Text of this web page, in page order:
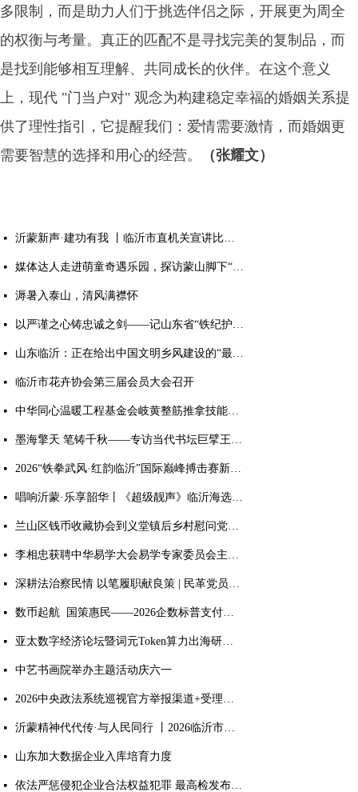
多限制，而是助力人们于挑选伴侣之际，开展更为周全
的权衡与考量。真正的匹配不是寻找完美的复制品，而
是找到能够相互理解、共同成长的伙伴。在这个意义
上，现代 "门当户对" 观念为构建稳定幸福的婚姻关系提
供了理性指引，它提醒我们：爱情需要激情，而婚姻更
需要智慧的选择和用心的经营。
（张耀文）
넷 沂蒙新声·建功有我 丨临沂市直机关宣讲比赛作品展演活动成功举行
넷 媒体达人走进萌童奇遇乐园，探访蒙山脚下“有温度的童话世界”
넷 溽暑入泰山，清风满襟怀
넷 以严谨之心铸忠诚之剑——记山东省“铁纪护航”先进个人、临沂市纪委监委第九审查调查室主任胡永亮
넷 山东临沂：正在给出中国文明乡风建设的“最美答案”
넷 临沂市花卉协会第三届会员大会召开
넷 中华同心温暖工程基金会岐黄整筋推拿技能培训项目顺利完成
넷 墨海擎天 笔铸千秋——专访当代书坛巨擘王杰宝
넷 2026“铁拳武风·红韵临沂”国际巅峰搏击赛新闻发布会： 麻绳古泰拳8月首登临沂擂台
넷 唱响沂蒙·乐享韶华丨《超级靓声》临沂海选落地乐享汇，零门槛免费开赛
넷 兰山区钱币收藏协会到义堂镇后乡村慰问党员老兵
넷 李相忠获聘中华易学大会易学专家委员会主任 获评多项国学荣誉
넷 深耕法治察民情 以笔履职献良策 | 民革党员孙堃获评临沂市社情民意信息工作突出个人荣誉
넷 数币起航 国策惠民——2026企数标普支付生态终端落地启动大会盛大召开
넷 亚太数字经济论坛暨词元Token算力出海研讨会于临沂圆满落幕
넷 中艺书画院举办主题活动庆六一
넷 2026中央政法系统巡视官方举报渠道+受理范围
넷 沂蒙精神代代传·与人民同行 丨2026临沂市文联新时代文明实践文艺志愿服务主题活动正式启动
넷 山东加大数据企业入库培育力度
넷 依法严惩侵犯企业合法权益犯罪 最高检发布典型案例